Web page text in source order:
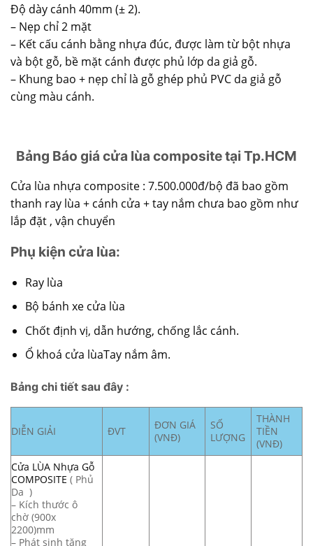
Độ dày cánh 40mm (± 2).
– Nẹp chỉ 2 mặt
– Kết cấu cánh bằng nhựa đúc, được làm từ bột nhựa
và bột gỗ, bề mặt cánh được phủ lớp da giả gỗ.
– Khung bao + nẹp chỉ là gỗ ghép phủ PVC da giả gỗ
cùng màu cánh.
Bảng Báo giá cửa lùa composite tại Tp.HCM
Cửa lùa nhựa composite : 7.500.000đ/bộ đã bao gồm
thanh ray lùa + cánh cửa + tay nắm chưa bao gồm như
lắp đặt , vận chuyển
Phụ kiện cửa lùa:
Ray lùa
Bộ bánh xe cửa lùa
Chốt định vị, dẫn hướng, chống lắc cánh.
Ổ khoá cửa lùaTay nắm âm.
Bảng chi tiết sau đây :
DIỄN GIẢI ĐVT
ĐƠN GIÁ
(VNĐ)
SỐ
LƯỢNG
THÀNH
TIỀN
(VNĐ)
Cửa LÙA Nhựa Gỗ
COMPOSITE ( Phủ
Da )
– Kích thước ô
chờ (900x
2200)mm
– Phát sinh tăng